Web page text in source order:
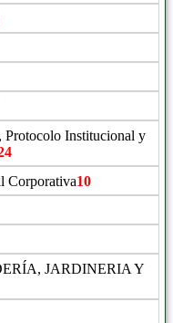
Protocolo Institucional y
Corporativa10
JARDINERIA Y